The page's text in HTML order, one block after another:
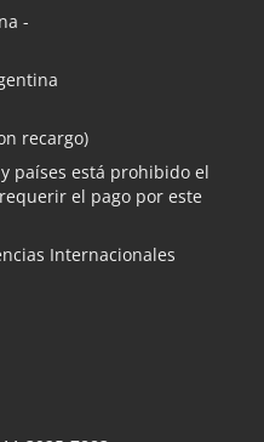
-
recargo)
países está prohibido el
el pago por este
Internacionales